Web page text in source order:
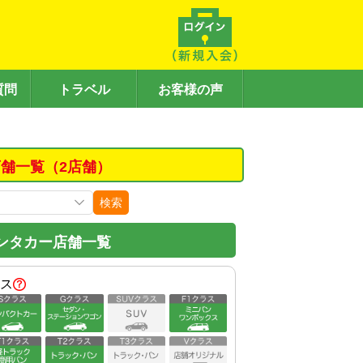
問 トラベル お客様の声
一覧（2店舗）
検索
タカー店舗一覧